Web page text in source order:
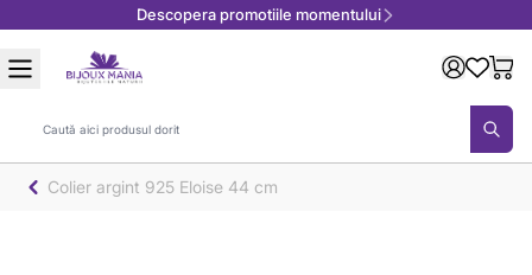
Descopera promotiile momentului
Căutare
Colier argint 925 Eloise 44 cm